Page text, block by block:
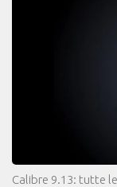
Calibre 9.13: tutte